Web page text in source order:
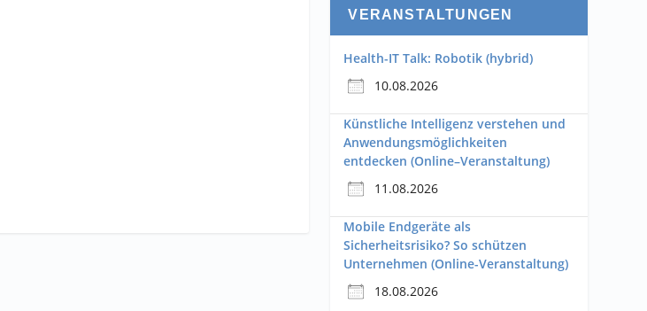
VERANSTALTUNGEN
Health-IT Talk: Robotik (hybrid)
10.08.2026
Künstliche Intelligenz verstehen und
Anwendungsmöglichkeiten
entdecken (Online–Veranstaltung)
11.08.2026
Mobile Endgeräte als
Sicherheitsrisiko? So schützen
Unternehmen (Online-Veranstaltung)
18.08.2026